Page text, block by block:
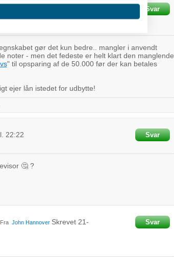
Svar
gør det kun bedre.. mangler i anvendt
noter - men det fedeste er helt klart den manglende
" til opsparing af de 50.000 før der kan betales
ejer lån istedet for udbytte!
22:22 Svar
🤔 ?
Fra John Hannover Skrevet 21-
Svar
fra forskellige